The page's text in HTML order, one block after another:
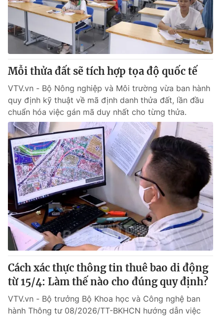
Mỗi thửa đất sẽ tích hợp tọa độ quốc tế
VTV.vn - Bộ Nông nghiệp và Môi trường vừa ban hành
quy định kỹ thuật về mã định danh thửa đất, lần đầu
chuẩn hóa việc gán mã duy nhất cho từng thửa.
Cách xác thực thông tin thuê bao di động
từ 15/4: Làm thế nào cho đúng quy định?
VTV.vn - Bộ trưởng Bộ Khoa học và Công nghệ ban
hành Thông tư 08/2026/TT-BKHCN hướng dẫn việc